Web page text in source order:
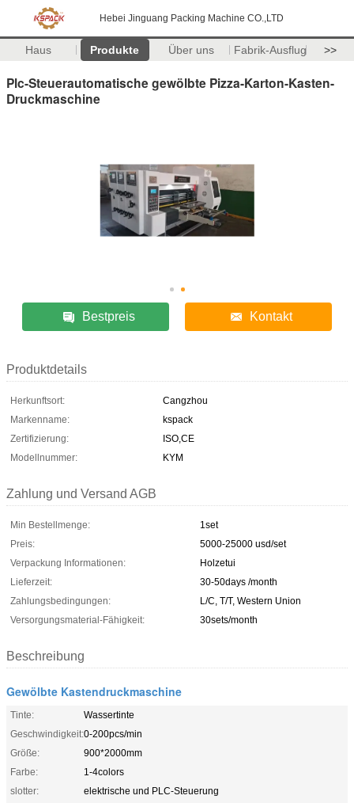
Hebei Jinguang Packing Machine CO.,LTD
Haus Produkte Über uns Fabrik-Ausflug >>
Plc-Steuerautomatische gewölbte Pizza-Karton-Kasten-
Druckmaschine
Bestpreis Kontakt
Produktdetails
Herkunftsort:
Cangzhou
Markenname:
kspack
Zertifizierung:
ISO,CE
Modellnummer:
KYM
Zahlung und Versand AGB
Min Bestellmenge:
1set
Preis:
5000-25000 usd/set
Verpackung Informationen:
Holzetui
Lieferzeit:
30-50days /month
Zahlungsbedingungen:
L/C, T/T, Western Union
Versorgungsmaterial-Fähigkeit:
30sets/month
Beschreibung
Gewölbte Kastendruckmaschine
Tinte:
Wassertinte
Geschwindigkeit:0-200pcs/min
Größe:
900*2000mm
Farbe:
1-4colors
slotter:
elektrische und PLC-Steuerung